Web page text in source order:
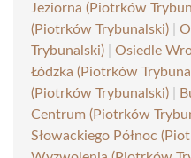
Jeziorna (Piotrków
(Piotrków Trybunalski)
Trybunalski)
Osiedle
Łódzka (Piotrków
(Piotrków Trybunalski)
Centrum (Piotrków
Słowackiego Północ